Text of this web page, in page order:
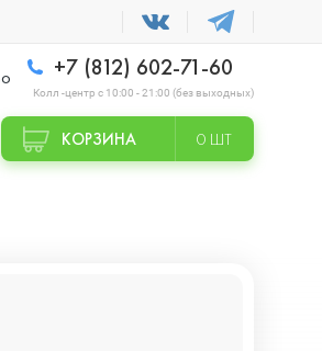
+7 (812) 602-71-60
Колл -центр с 10:00 - 21:00 (без выходных)
КОРЗИНА 0 ШТ